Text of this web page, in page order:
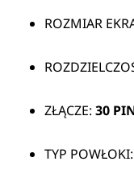
ROZMIAR
ZŁĄCZE: 30
TYP POWŁOKI: